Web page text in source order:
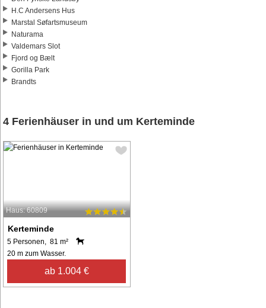
H.C Andersens Hus
Marstal Søfartsmuseum
Naturama
Valdemars Slot
Fjord og Bælt
Gorilla Park
Brandts
4 Ferienhäuser in und um Kerteminde
Haus: 60809
Kerteminde
5 Personen, 81 m²
20 m zum Wasser.
ab 1.004 €